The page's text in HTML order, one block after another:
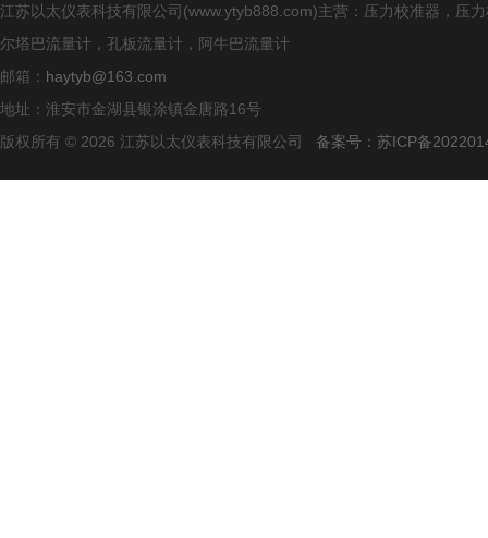
江苏以太仪表科技有限公司(www.ytyb888.com)主营：压力校准器，压
尔塔巴流量计，孔板流量计，阿牛巴流量计
邮箱： haytyb@163.com
地址：淮安市金湖县银涂镇金唐路16号
版权所有 © 2026 江苏以太仪表科技有限公司 备案号：苏ICP备